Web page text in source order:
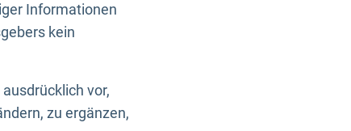
Informationen
kein
vor,
zu ergänzen,